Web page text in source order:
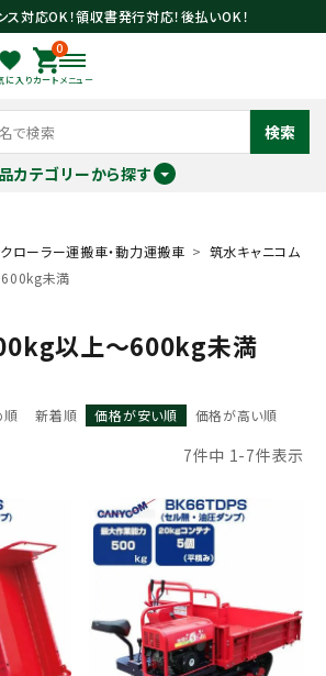
ス対応OK！領収書発行対応！後払いOK！
に入り
0
カート メニュー
検索
カテゴリーから探す
person 会員登録
クローラー運搬車・動力運搬車
筑水キャニコム
未満
以上～600kg未満
順 新着順 価格が安い順 価格が高い順
7件中 1-7件表示